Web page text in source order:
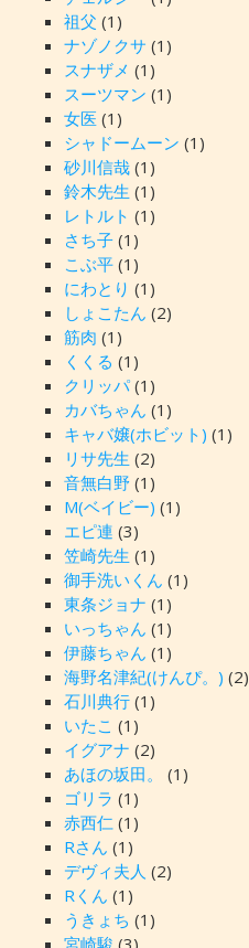
祖父 (1)
ナゾノクサ (1)
スナザメ (1)
スーツマン (1)
女医 (1)
シャドームーン (1)
砂川信哉(1)
鈴木先生 (1)
レトルト (1)
さち子(1)
こぶ平(1)
にわとり (1)
しょこたん (2)
筋肉 (1)
くくる (1)
クリッパ(1)
カバちゃん (1)
キャバ嬢(ホビット) (1)
リサ先生 (2)
音無白野(1)
M(ベイビー) (1)
エピ連 (3)
笠崎先生 (1)
御手洗いくん (1)
東条ジョナ (1)
いっちゃん (1)
伊藤ちゃん (1)
海野名津紀(けんぴ。) (2)
石川典行(1)
いたこ (1)
イグアナ (2)
あほの坂田。
(1)
ゴリラ (1)
赤西仁(1)
Rさん (1)
デヴィ夫人 (2)
Rくん (1)
うきょち (1)